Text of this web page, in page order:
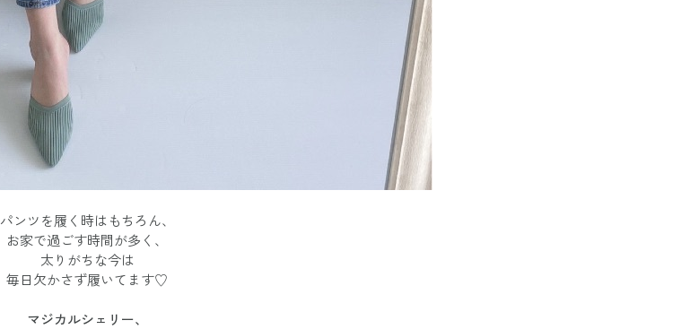
パンツを履く時はもちろん、
お家で過ごす時間が多く、
太りがちな今は
毎日欠かさず履いてます♡
マジカルシェリー、